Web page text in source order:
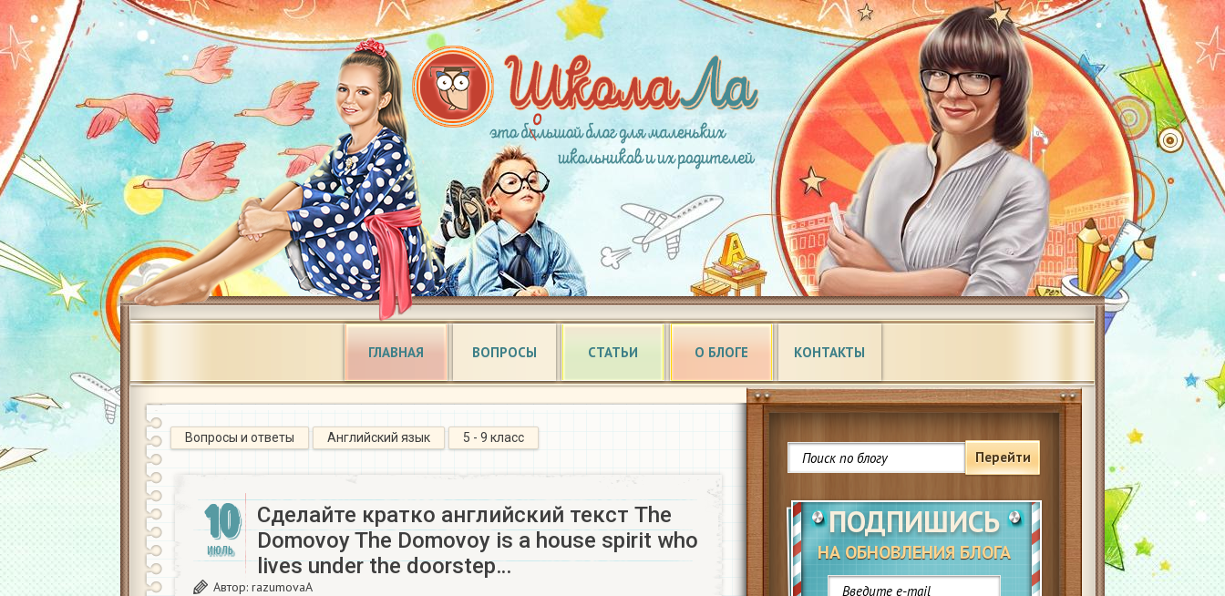
ГЛАВНАЯ ВОПРОСЫ СТАТЬИ О БЛОГЕ КОНТАКТЫ
Перейти
ПОДПИШИСЬ
НА ОБНОВЛЕНИЯ БЛОГА
Вопросы и ответы Английский язык 5 - 9 класс
10
ИЮЛЬ
Сделайте кратко английский текст The
Domovoy The Domovoy is a house spirit who
lives under the doorstep…
Автор: razumovaA